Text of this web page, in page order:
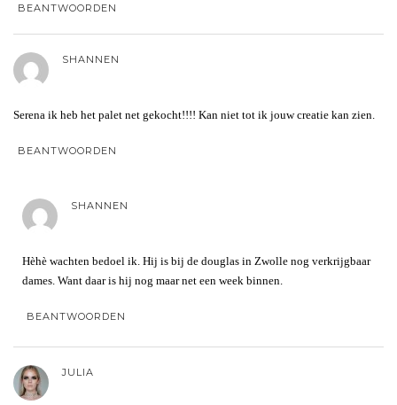
BEANTWOORDEN
SHANNEN
Serena ik heb het palet net gekocht!!!! Kan niet tot ik jouw creatie kan zien.
BEANTWOORDEN
SHANNEN
Hèhè wachten bedoel ik. Hij is bij de douglas in Zwolle nog verkrijgbaar
dames. Want daar is hij nog maar net een week binnen.
BEANTWOORDEN
JULIA